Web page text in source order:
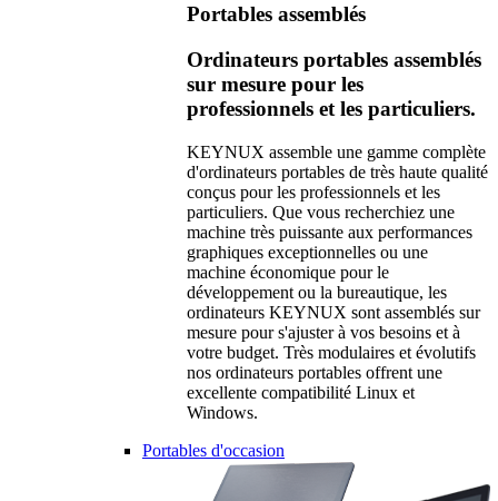
Portables assemblés
Ordinateurs portables assemblés
sur mesure pour les
professionnels et les particuliers.
KEYNUX assemble une gamme complète
d'ordinateurs portables de très haute qualité
conçus pour les professionnels et les
particuliers. Que vous recherchiez une
machine très puissante aux performances
graphiques exceptionnelles ou une
machine économique pour le
développement ou la bureautique, les
ordinateurs KEYNUX sont assemblés sur
mesure pour s'ajuster à vos besoins et à
votre budget. Très modulaires et évolutifs
nos ordinateurs portables offrent une
excellente compatibilité Linux et
Windows.
Portables d'occasion